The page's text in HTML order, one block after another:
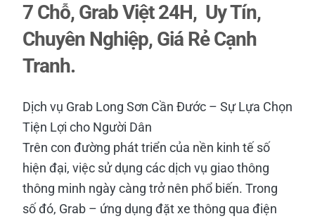
7 Chỗ, Grab Việt 24H, Uy Tín,
Chuyên Nghiệp, Giá Rẻ Cạnh
Tranh.
Dịch vụ Grab Long Sơn Cần Đước – Sự Lựa Chọn
Tiện Lợi cho Người Dân
Trên con đường phát triển của nền kinh tế số
hiện đại, việc sử dụng các dịch vụ giao thông
thông minh ngày càng trở nên phổ biến. Trong
số đó, Grab – ứng dụng đặt xe thông qua điện